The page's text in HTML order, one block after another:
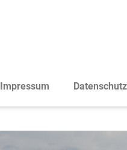
Impressum Datenschutz